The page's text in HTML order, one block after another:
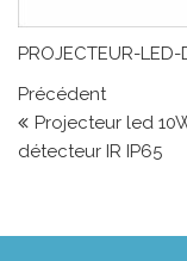
PROJECTEUR-
Navigation
Article précédent
Précédent
Projecteur led
détecteur IR IP65